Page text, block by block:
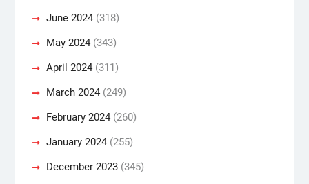
June 2024(318)
May 2024(343)
April 2024(311)
March 2024(249)
February 2024(260)
January 2024(255)
December 2023(345)